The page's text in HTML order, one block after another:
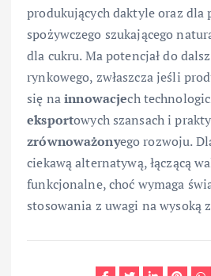
produkujących daktyle oraz dla
spożywczego szukającego
dla cukru. Ma potencjał do
rynkowego, zwłaszcza jeśli
się nainnowacjech
eksportowych szansach i
zrównoważonyego rozwoju.
ciekawą alternatywą, łączącą
funkcjonalne, choć wymaga
stosowania z uwagi na wysoką